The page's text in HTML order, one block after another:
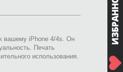
вашему iPhone 4/4s. Он
Печать
использования.